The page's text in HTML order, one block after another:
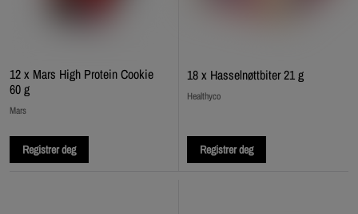
12 x Mars High Protein Cookie
60 g
Mars
Registrer deg
18 x Hasselnøttbiter 21 g
Healthyco
Registrer deg